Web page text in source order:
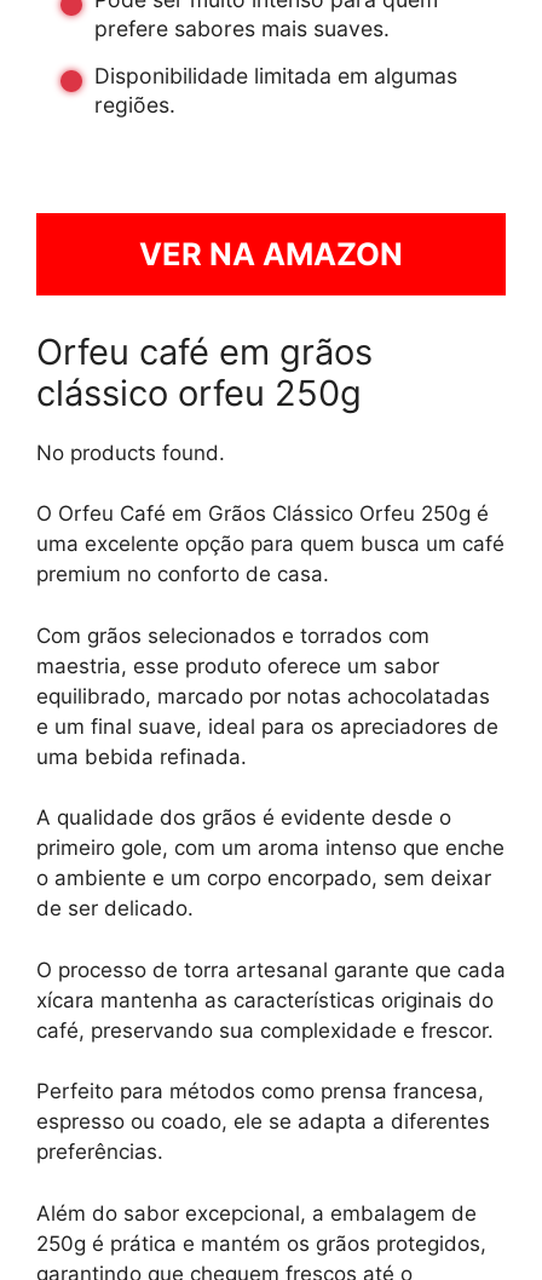
prefere sabores mais suaves.
Disponibilidade limitada em algumas
regiões.
VER NA AMAZON
Orfeu café em grãos
clássico orfeu 250g
No products found.
O Orfeu Café em Grãos Clássico Orfeu 250g é
uma excelente opção para quem busca um café
premium no conforto de casa.
Com grãos selecionados e torrados com
maestria, esse produto oferece um sabor
equilibrado, marcado por notas achocolatadas
e um final suave, ideal para os apreciadores de
uma bebida refinada.
A qualidade dos grãos é evidente desde o
primeiro gole, com um aroma intenso que enche
o ambiente e um corpo encorpado, sem deixar
de ser delicado.
O processo de torra artesanal garante que cada
xícara mantenha as características originais do
café, preservando sua complexidade e frescor.
Perfeito para métodos como prensa francesa,
espresso ou coado, ele se adapta a diferentes
preferências.
Além do sabor excepcional, a embalagem de
250g é prática e mantém os grãos protegidos,
garantindo que cheguem frescos até o